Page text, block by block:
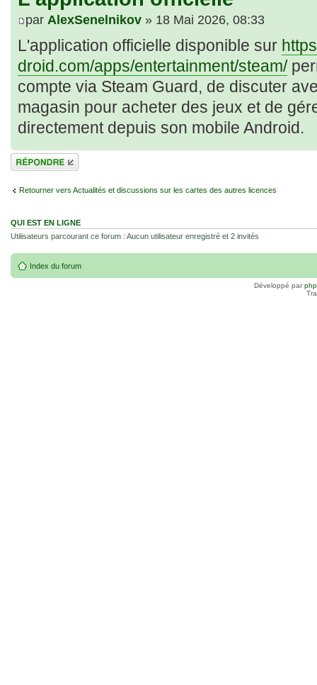
par AlexSenelnikov » 18 Mai 2026, 08:33
L'application officielle disponible sur
droid.com/apps/entertainment/steam/
compte via Steam Guard, de discuter
magasin pour acheter des jeux et de
directement depuis son mobile Android.
Répondre
Retourner vers Actualités et discussions sur les cartes des autres licences
QUI EST EN LIGNE
Utilisateurs parcourant ce forum : Aucun utilisateur enregistré et 2 invités
Index du forum
Développé par